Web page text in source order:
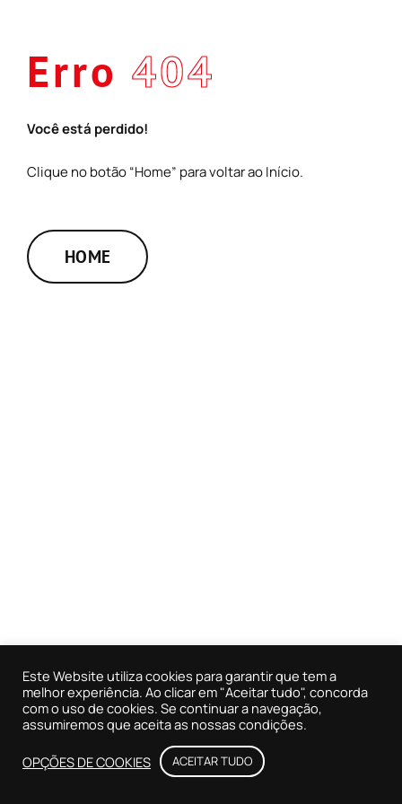
contentErro 404
Você está perdido!
Clique no botão “Home” para voltar ao Início.
HOME
Este Website utiliza cookies para garantir que tem a
melhor experiência. Ao clicar em "Aceitar tudo", concorda
com o uso de cookies. Se continuar a navegação,
assumiremos que aceita as nossas condições.
OPÇÕES DE COOKIES ACEITAR TUDO